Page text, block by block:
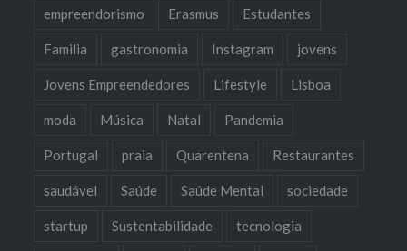
empreendorismo Erasmus Estudantes
Familia gastronomia Instagram jovens
Jovens Empreendedores Lifestyle Lisboa
moda Música Natal Pandemia
Portugal praia Quarentena Restaurantes
saudável Saúde Saúde Mental sociedade
startup Sustentabilidade tecnologia